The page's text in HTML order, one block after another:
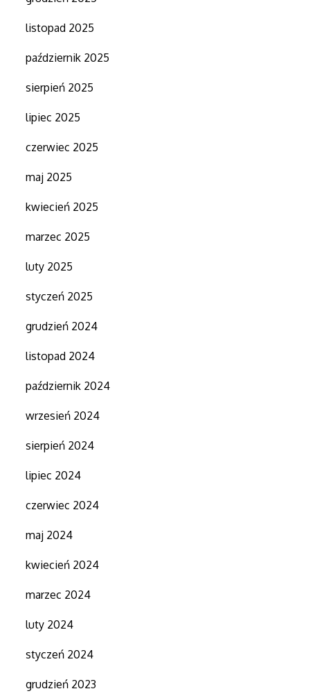
listopad 2025
październik 2025
sierpień 2025
lipiec 2025
czerwiec 2025
maj 2025
kwiecień 2025
marzec 2025
luty 2025
styczeń 2025
grudzień 2024
listopad 2024
październik 2024
wrzesień 2024
sierpień 2024
lipiec 2024
czerwiec 2024
maj 2024
kwiecień 2024
marzec 2024
luty 2024
styczeń 2024
grudzień 2023